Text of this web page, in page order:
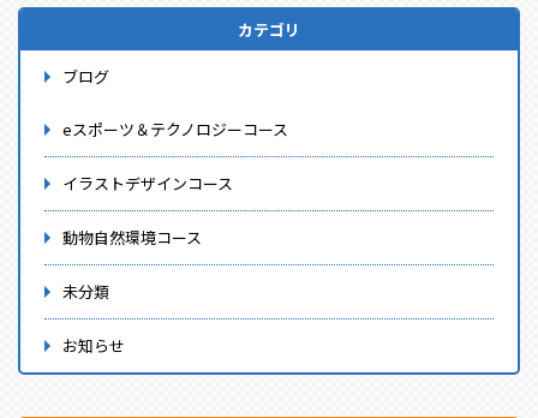
カテゴリ
ブログ
eスポーツ＆テクノロジーコース
イラストデザインコース
動物自然環境コース
未分類
お知らせ